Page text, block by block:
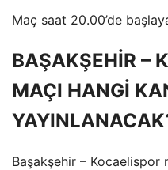
Maç saat 20.00’de
BAŞAKŞEHİR –
MAÇI HANGİ
Başakşehir – Kocaelispor